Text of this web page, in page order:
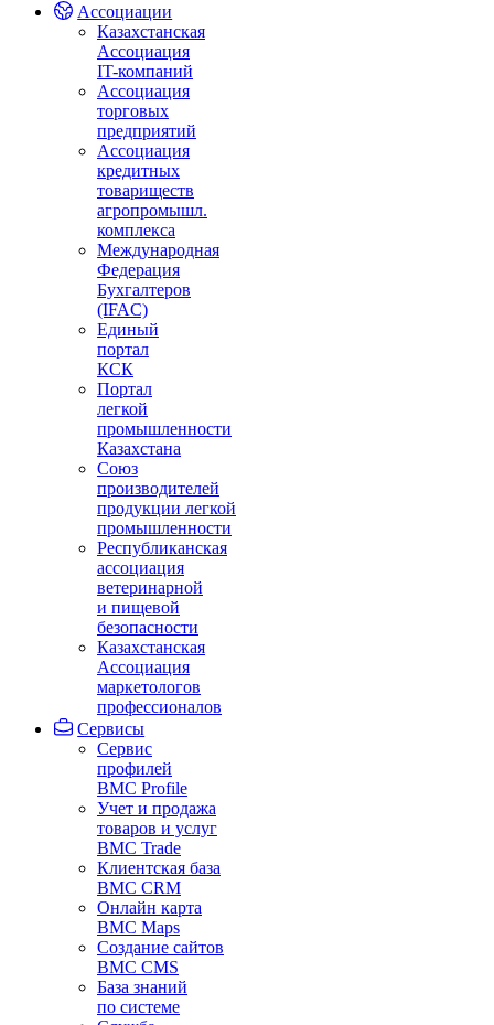
Ассоциации
Казахстанская
Ассоциация
IT-компаний
Ассоциация
торговых
предприятий
Ассоциация
кредитных
товариществ
агропромышл.
комплекса
Международная
Федерация
Бухгалтеров
(IFAC)
Единый
портал
КСК
Портал
легкой
промышленности
Казахстана
Союз
производителей
продукции легкой
промышленности
Республиканская
ассоциация
ветеринарной
и пищевой
безопасности
Казахстанская
Ассоциация
маркетологов
профессионалов
Сервисы
Сервис
профилей
BMC Profile
Учет и продажа
товаров и услуг
BMC Trade
Клиентская база
BMC CRM
Онлайн карта
BMC Maps
Создание сайтов
BMC CMS
База знаний
по системе